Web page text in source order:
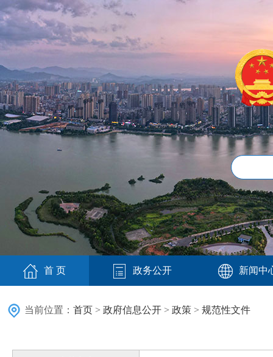
首 页 政务公开 新闻中
当前位置： 首页 > 政府信息公开 > 政策 > 规范性文件